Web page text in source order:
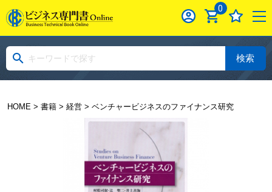
0
検索
HOME> 書籍> 経営> ベンチャービジネスのファイナンス研究